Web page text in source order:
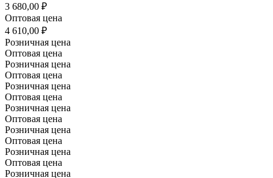
3 680,00 ₽
Оптовая цена
4 610,00 ₽
Розничная цена
Оптовая цена
Розничная цена
Оптовая цена
Розничная цена
Оптовая цена
Розничная цена
Оптовая цена
Розничная цена
Оптовая цена
Розничная цена
Оптовая цена
Розничная цена